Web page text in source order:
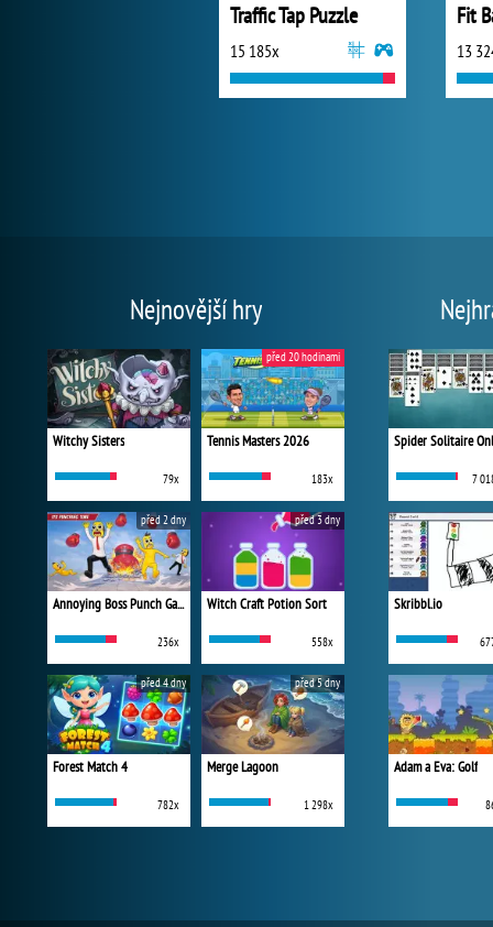
Traffic Tap Puzzle
15 185x
Fit
13
Nejnovější hry
Witchy Sisters
79x
Tennis Masters 2026
183x
před 20 hodinami
Annoying Boss Punch Game
236x
před 2 dny
Witch Craft Potion Sort
558x
před 3 dny
Forest Match 4
782x
před 4 dny
Merge Lagoon
1 298x
před 5 dny
Spider Solitaire
7
Skribbl.io
Adam a Eva: Golf